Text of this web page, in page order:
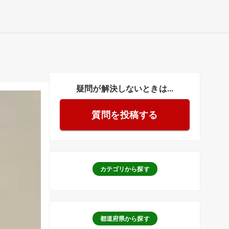
疑問が解決しないときは...
質問を投稿する
カテゴリから探す
都道府県から探す